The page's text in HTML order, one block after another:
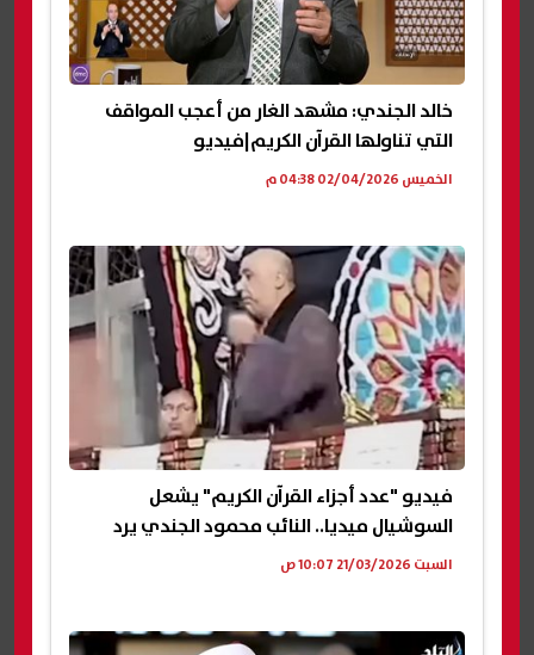
خالد الجندي: مشهد الغار من أعجب المواقف
التي تناولها القرآن الكريم|فيديو
الخميس 02/04/2026 04:38 م
فيديو "عدد أجزاء القرآن الكريم" يشعل
السوشيال ميديا.. النائب محمود الجندي يرد
السبت 21/03/2026 10:07 ص